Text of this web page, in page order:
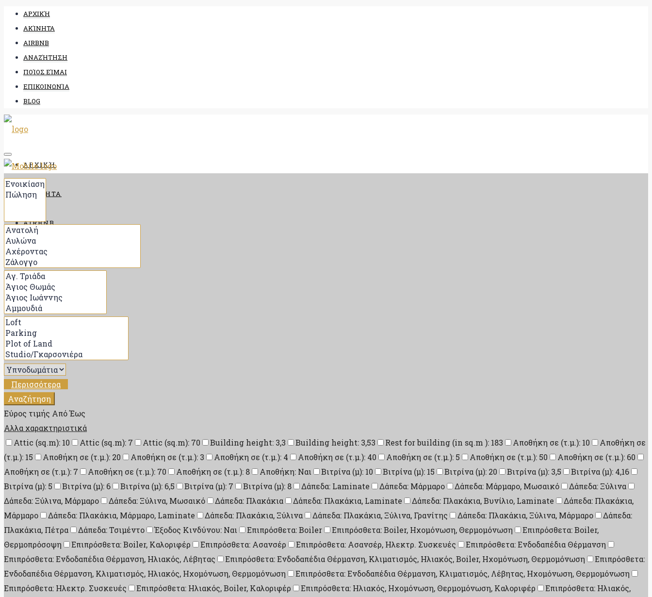
ΑΡΧΙΚΉ
ΑΚΊΝΗΤΑ
AIRBNB
ΑΝΑΖΉΤΗΣΗ
ΠΟΊΟΣ ΕΊΜΑΙ
ΕΠΙΚΟΙΝΩΝΊΑ
BLOG
ΑΡΧΙΚΉ
ΑΚΊΝΗΤΑ
AIRBNB
ΑΝΑΖΉΤΗΣΗ
ΠΟΊΟΣ ΕΊΜΑΙ
ΕΠΙΚΟΙΝΩΝΊΑ
BLOG
Περισσότερα
Αναζήτηση
Εύρος τιμής ΑπόΈως
Αλλα χαρακτηριστικά
Attic (sq.m): 10
Attic (sq.m): 7 Attic (sq.m): 70 Building height: 3,3 Building height: 3,53 Rest for building (in sq.m ): 183 Αποθήκη σε (τ.μ.): 10
Αποθήκη σε
(τ.μ.): 15
Αποθήκη σε (τ.μ.): 20 Αποθήκη σε (τ.μ.): 3 Αποθήκη σε (τ.μ.): 4 Αποθήκη σε (τ.μ.): 40 Αποθήκη σε (τ.μ.): 5 Αποθήκη σε (τ.μ.): 50
Αποθήκη σε (τ.μ.): 60
Αποθήκη σε (τ.μ.): 7
Αποθήκη σε (τ.μ.): 70 Αποθήκη σε (τ.μ.): 8 Αποθήκη: Ναι Βιτρίνα (μ): 10 Βιτρίνα (μ): 15 Βιτρίνα (μ): 20 Βιτρίνα (μ): 3,5
Βιτρίνα (μ): 4,16
Βιτρίνα (μ): 5
Βιτρίνα (μ): 6 Βιτρίνα (μ): 6,5 Βιτρίνα (μ): 7 Βιτρίνα (μ): 8 Δάπεδα: Laminate Δάπεδα: Μάρμαρο Δάπεδα: Μάρμαρο, Μωσαικό
Δάπεδα: Ξύλινα
Δάπεδα: Ξύλινα, Μάρμαρο
Δάπεδα: Ξύλινα, Μωσαικό Δάπεδα: Πλακάκια Δάπεδα: Πλακάκια, Laminate Δάπεδα: Πλακάκια, Βυνίλιο, Laminate
Δάπεδα: Πλακάκια,
Μάρμαρο
Δάπεδα: Πλακάκια, Μάρμαρο, Laminate Δάπεδα: Πλακάκια, Ξύλινα Δάπεδα: Πλακάκια, Ξύλινα, Γρανίτης Δάπεδα: Πλακάκια, Ξύλινα, Μάρμαρο
Δάπεδα:
Πλακάκια, Πέτρα
Δάπεδα: Τσιμέντο Έξοδος Κινδύνου: Ναι Επιπρόσθετα: Boiler Επιπρόσθετα: Boiler, Ηχομόνωση, Θερμομόνωση
Επιπρόσθετα: Boiler,
Θερμοπρόσοψη
Επιπρόσθετα: Boiler, Καλοριφέρ Επιπρόσθετα: Ασανσέρ Επιπρόσθετα: Ασανσέρ, Ηλεκτρ. Συσκευές
Επιπρόσθετα: Ενδοδαπέδια Θέρμανση
Επιπρόσθετα: Ενδοδαπέδια Θέρμανση, Ηλιακός, Λέβητας
Επιπρόσθετα: Ενδοδαπέδια Θέρμανση, Κλιματισμός, Ηλιακός, Boiler, Ηχομόνωση, Θερμομόνωση
Επιπρόσθετα:
Ενδοδαπέδια Θέρμανση, Κλιματισμός, Ηλιακός, Ηχομόνωση, Θερμομόνωση
Επιπρόσθετα: Ενδοδαπέδια Θέρμανση, Κλιματισμός, Λέβητας, Ηχομόνωση, Θερμομόνωση
Επιπρόσθετα: Ηλεκτρ. Συσκευές
Επιπρόσθετα: Ηλιακός, Boiler, Καλοριφέρ Επιπρόσθετα: Ηλιακός, Ηχομόνωση, Θερμομόνωση, Καλοριφέρ
Επιπρόσθετα: Ηλιακός,